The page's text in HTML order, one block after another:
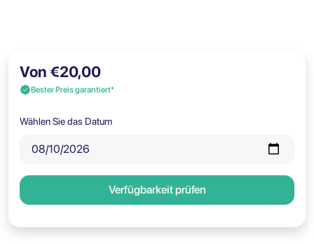
Von €20,00
Bester Preis garantiert*
Wählen Sie das Datum
Verfügbarkeit prüfen